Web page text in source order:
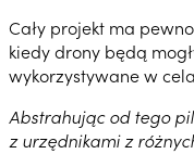
Cały projekt ma
kiedy drony będą
wykorzystywane w
Abstrahując od tego
z urzędnikami z